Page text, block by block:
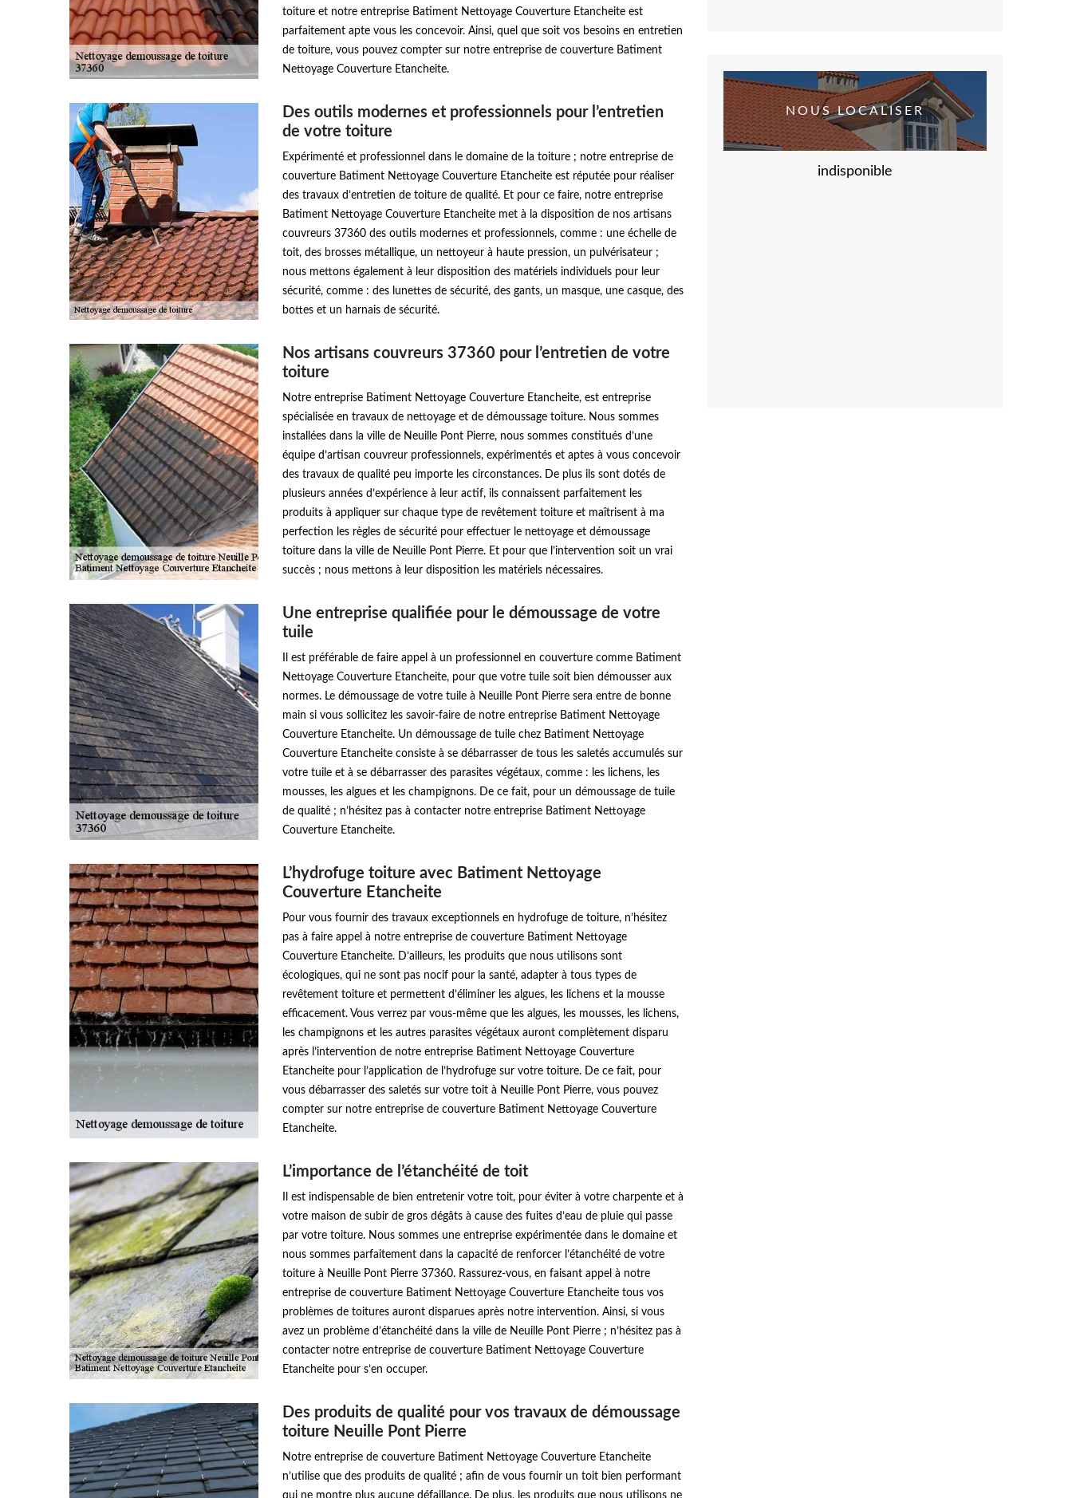
toiture et notre entreprise Batiment Nettoyage Couverture Etancheite est
parfaitement apte vous les concevoir. Ainsi, quel que soit vos besoins en entretien
de toiture, vous pouvez compter sur notre entreprise de couverture Batiment
Nettoyage Couverture Etancheite.
Des outils modernes et professionnels pour l’entretien
de votre toiture
Expérimenté et professionnel dans le domaine de la toiture ; notre entreprise de
couverture Batiment Nettoyage Couverture Etancheite est réputée pour réaliser
des travaux d’entretien de toiture de qualité. Et pour ce faire, notre entreprise
Batiment Nettoyage Couverture Etancheite met à la disposition de nos artisans
couvreurs 37360 des outils modernes et professionnels, comme : une échelle de
toit, des brosses métallique, un nettoyeur à haute pression, un pulvérisateur ;
nous mettons également à leur disposition des matériels individuels pour leur
sécurité, comme : des lunettes de sécurité, des gants, un masque, une casque, des
bottes et un harnais de sécurité.
Nos artisans couvreurs 37360 pour l’entretien de votre
toiture
Notre entreprise Batiment Nettoyage Couverture Etancheite, est entreprise
spécialisée en travaux de nettoyage et de démoussage toiture. Nous sommes
installées dans la ville de Neuille Pont Pierre, nous sommes constitués d’une
équipe d’artisan couvreur professionnels, expérimentés et aptes à vous concevoir
des travaux de qualité peu importe les circonstances. De plus ils sont dotés de
plusieurs années d’expérience à leur actif, ils connaissent parfaitement les
produits à appliquer sur chaque type de revêtement toiture et maîtrisent à ma
perfection les règles de sécurité pour effectuer le nettoyage et démoussage
toiture dans la ville de Neuille Pont Pierre. Et pour que l’intervention soit un vrai
succès ; nous mettons à leur disposition les matériels nécessaires.
Une entreprise qualifiée pour le démoussage de votre
tuile
Il est préférable de faire appel à un professionnel en couverture comme Batiment
Nettoyage Couverture Etancheite, pour que votre tuile soit bien démousser aux
normes. Le démoussage de votre tuile à Neuille Pont Pierre sera entre de bonne
main si vous sollicitez les savoir-faire de notre entreprise Batiment Nettoyage
Couverture Etancheite. Un démoussage de tuile chez Batiment Nettoyage
Couverture Etancheite consiste à se débarrasser de tous les saletés accumulés sur
votre tuile et à se débarrasser des parasites végétaux, comme : les lichens, les
mousses, les algues et les champignons. De ce fait, pour un démoussage de tuile
de qualité ; n’hésitez pas à contacter notre entreprise Batiment Nettoyage
Couverture Etancheite.
L’hydrofuge toiture avec Batiment Nettoyage
Couverture Etancheite
Pour vous fournir des travaux exceptionnels en hydrofuge de toiture, n’hésitez
pas à faire appel à notre entreprise de couverture Batiment Nettoyage
Couverture Etancheite. D’ailleurs, les produits que nous utilisons sont
écologiques, qui ne sont pas nocif pour la santé, adapter à tous types de
revêtement toiture et permettent d’éliminer les algues, les lichens et la mousse
efficacement. Vous verrez par vous-même que les algues, les mousses, les lichens,
les champignons et les autres parasites végétaux auront complètement disparu
après l’intervention de notre entreprise Batiment Nettoyage Couverture
Etancheite pour l’application de l’hydrofuge sur votre toiture. De ce fait, pour
vous débarrasser des saletés sur votre toit à Neuille Pont Pierre, vous pouvez
compter sur notre entreprise de couverture Batiment Nettoyage Couverture
Etancheite.
L’importance de l’étanchéité de toit
Il est indispensable de bien entretenir votre toit, pour éviter à votre charpente et à
votre maison de subir de gros dégâts à cause des fuites d’eau de pluie qui passe
par votre toiture. Nous sommes une entreprise expérimentée dans le domaine et
nous sommes parfaitement dans la capacité de renforcer l’étanchéité de votre
toiture à Neuille Pont Pierre 37360. Rassurez-vous, en faisant appel à notre
entreprise de couverture Batiment Nettoyage Couverture Etancheite tous vos
problèmes de toitures auront disparues après notre intervention. Ainsi, si vous
avez un problème d’étanchéité dans la ville de Neuille Pont Pierre ; n’hésitez pas à
contacter notre entreprise de couverture Batiment Nettoyage Couverture
Etancheite pour s’en occuper.
Des produits de qualité pour vos travaux de démoussage
toiture Neuille Pont Pierre
Notre entreprise de couverture Batiment Nettoyage Couverture Etancheite
n’utilise que des produits de qualité ; afin de vous fournir un toit bien performant
qui ne montre plus aucune défaillance. De plus, les produits que nous utilisons ne
NOUS LOCALISER
indisponible